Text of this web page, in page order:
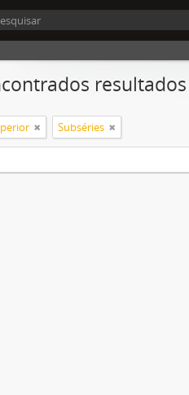
resultados
Subséries